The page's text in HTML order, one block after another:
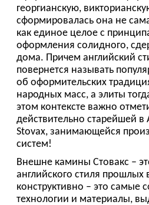
Внешне камины Стовакс –
английского стиля прошлых
конструктивно – это самые
технологии и материалы,
экономичность, удобство и
Отметим, что в модельном
немалое число очагов с
управлением.
Особенности
(Англия)
компанией модели
высоким авторитетом и
обстоятельных и